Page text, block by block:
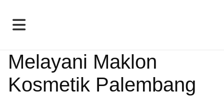
Melayani Maklon
Kosmetik Palembang